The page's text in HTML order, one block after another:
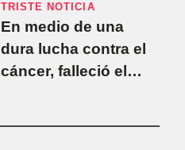
TRISTE NOTICIA
En medio de una
dura lucha contra el
cáncer, falleció el